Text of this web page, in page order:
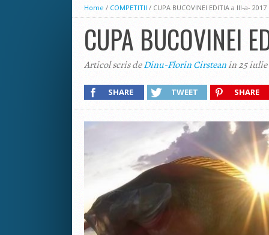
Home / COMPETITII / CUPA BUCOVINEI EDITIA a III-a- 2017
CUPA BUCOVINEI
Articol scris deDinu-Florin Cirsteanin 25 iulie
SHARE TWEET SHARE